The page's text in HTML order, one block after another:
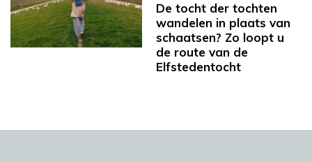
De tocht der tochten
wandelen in plaats van
schaatsen? Zo loopt u
de route van de
Elfstedentocht